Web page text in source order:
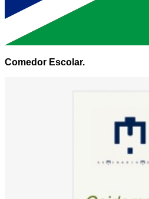
Comedor Escolar.